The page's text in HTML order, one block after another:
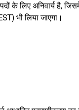
के लिए अनिवार्य है,
भी लिया जाएगा।